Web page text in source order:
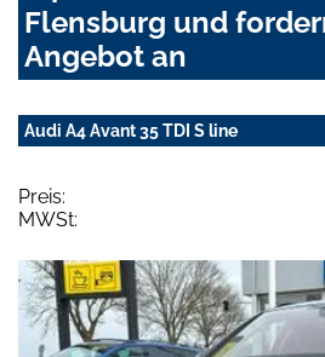
Flensburg und
Angebot an
Audi A4 Avant 35 TDI S line
Preis:
MWSt: